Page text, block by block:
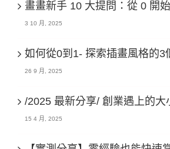
畫畫新手 10 大提問：從 0 開
3 10 月, 2025
如何從0到1- 探索插畫風格的3
26 9 月, 2025
/2025 最新分享/ 創業遇上的
15 4 月, 2025